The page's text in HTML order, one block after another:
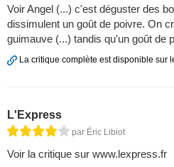
Voir Angel (...) c'est déguster des
dissimulent un goût de poivre. On
guimauve (...) tandis qu'un goût de
La critique complète est disponible sur
L'Express
par Éric Libiot
Voir la critique sur www.lexpress.fr